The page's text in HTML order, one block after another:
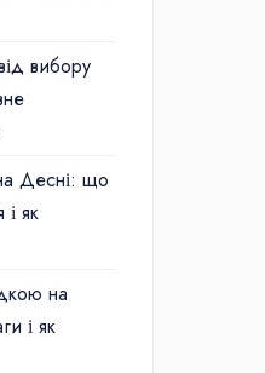
вибору
Десні: що
як
на
і як